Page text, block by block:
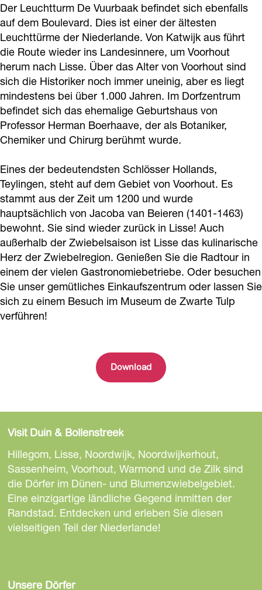
Der Leuchtturm De Vuurbaak befindet sich ebenfalls
auf dem Boulevard. Dies ist einer der ältesten
Leuchttürme der Niederlande. Von Katwijk aus führt
die Route wieder ins Landesinnere, um Voorhout
herum nach Lisse. Über das Alter von Voorhout sind
sich die Historiker noch immer uneinig, aber es liegt
mindestens bei über 1.000 Jahren. Im Dorfzentrum
befindet sich das ehemalige Geburtshaus von
Professor Herman Boerhaave, der als Botaniker,
Chemiker und Chirurg berühmt wurde.
Eines der bedeutendsten Schlösser Hollands,
Teylingen, steht auf dem Gebiet von Voorhout. Es
stammt aus der Zeit um 1200 und wurde
hauptsächlich von Jacoba van Beieren (1401-1463)
bewohnt. Sie sind wieder zurück in Lisse! Auch
außerhalb der Zwiebelsaison ist Lisse das kulinarische
Herz der Zwiebelregion. Genießen Sie die Radtour in
einem der vielen Gastronomiebetriebe. Oder besuchen
Sie unser gemütliches Einkaufszentrum oder lassen Sie
sich zu einem Besuch im Museum de Zwarte Tulp
verführen!
Download
Visit Duin & Bollenstreek
Hillegom, Lisse, Noordwijk, Noordwijkerhout,
Sassenheim, Voorhout, Warmond und de Zilk sind
die Dörfer im Dünen- und Blumenzwiebelgebiet.
Eine einzigartige ländliche Gegend inmitten der
Randstad. Entdecken und erleben Sie diesen
vielseitigen Teil der Niederlande!
Unsere Dörfer